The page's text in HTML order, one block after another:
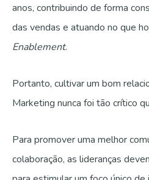
anos, contribuindo de forma
das vendas e atuando no que
Enablement.
Portanto, cultivar um bom
Marketing nunca foi tão crítico
Para promover uma melhor
colaboração, as lideranças